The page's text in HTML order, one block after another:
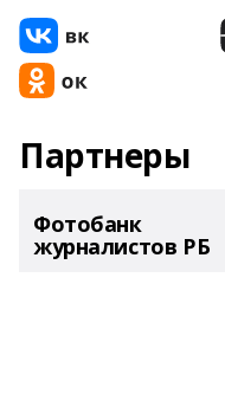
Партнеры
Фотобанк
журналистов РБ